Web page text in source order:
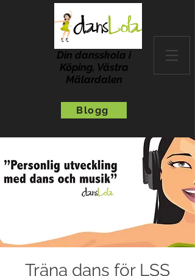
Din dansskola i
Köping, Västra
Mälardalen
Blogg
Träna dans för LSS